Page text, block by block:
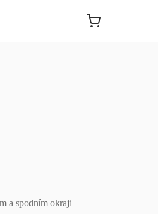
a spodním okraji